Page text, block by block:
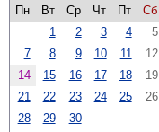
Пн
Вт Ср Чт Пт Сб
1
2 3 4 5
7
8 9 10 11 12
14
15 16 17 18 19
21
22 23 24 25 26
28
29 30